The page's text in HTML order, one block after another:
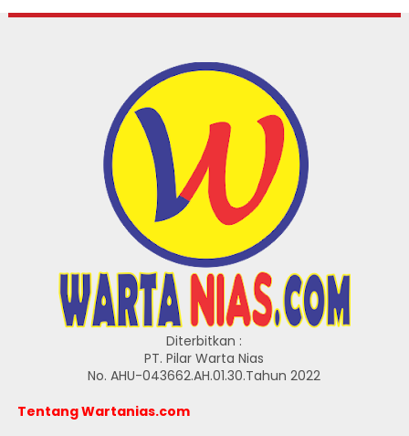
Diterbitkan :
PT. Pilar Warta Nias
No. AHU-043662.AH.01.30.Tahun 2022
Tentang Wartanias.com